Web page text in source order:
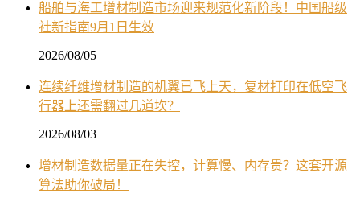
船舶与海工增材制造市场迎来规范化新阶段！中国船级
社新指南9月1日生效
2026/08/05
连续纤维增材制造的机翼已飞上天，复材打印在低空飞
行器上还需翻过几道坎？
2026/08/03
增材制造数据量正在失控，计算慢、内存贵？这套开源
算法助你破局！